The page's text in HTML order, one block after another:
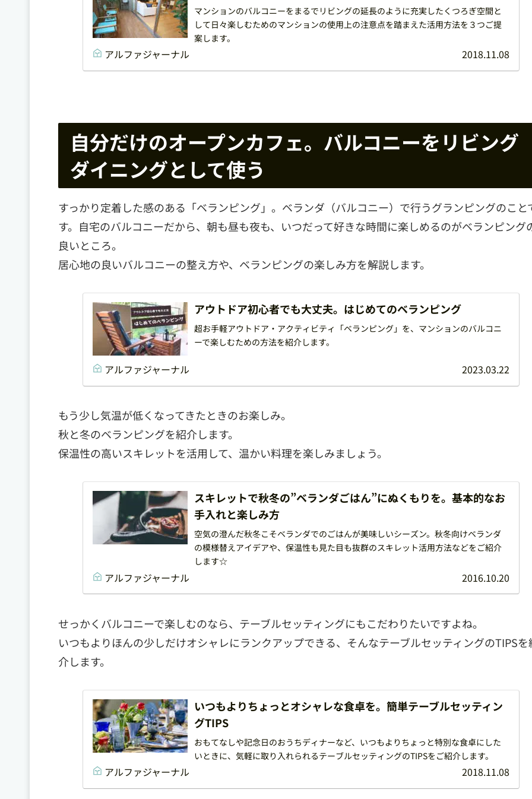
マンションのバルコニーをまるでリビングの延長のように充実したくつろぎ空間と
して日々楽しむためのマンションの使用上の注意点を踏まえた活用方法を３つご提
案します。
アルファジャーナル 2018.11.08
自分だけのオープンカフェ。バルコニーをリビング
ダイニングとして使う
すっかり定着した感のある「ベランピング」。ベランダ（バルコニー）で行うグランピングのこと
す。自宅のバルコニーだから、朝も昼も夜も、いつだって好きな時間に楽しめるのがベランピング
良いところ。
居心地の良いバルコニーの整え方や、ベランピングの楽しみ方を解説します。
アウトドア初心者でも大丈夫。はじめてのベランピング
超お手軽アウトドア・アクティビティ「ベランピング」を、マンションのバルコニ
ーで楽しむための方法を紹介します。
アルファジャーナル 2023.03.22
もう少し気温が低くなってきたときのお楽しみ。
秋と冬のベランピングを紹介します。
保温性の高いスキレットを活用して、温かい料理を楽しみましょう。
スキレットで秋冬の”ベランダごはん”にぬくもりを。基本的なお
手入れと楽しみ方
空気の澄んだ秋冬こそベランダでのごはんが美味しいシーズン。秋冬向けベランダ
の模様替えアイデアや、保温性も見た目も抜群のスキレット活用方法などをご紹介
します☆
アルファジャーナル 2016.10.20
せっかくバルコニーで楽しむのなら、テーブルセッティングにもこだわりたいですよね。
いつもよりほんの少しだけオシャレにランクアップできる、そんなテーブルセッティングのTIPSを
介します。
いつもよりちょっとオシャレな食卓を。簡単テーブルセッティン
グTIPS
おもてなしや記念日のおうちディナーなど、いつもよりちょっと特別な食卓にした
いときに、気軽に取り入れられるテーブルセッティングのTIPSをご紹介します。
アルファジャーナル 2018.11.08